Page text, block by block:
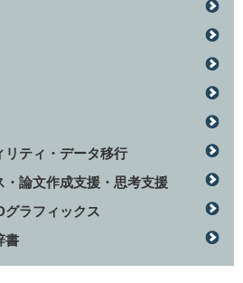
リティ・データ移行
論文作成支援・思考支援
グラフィックス
書